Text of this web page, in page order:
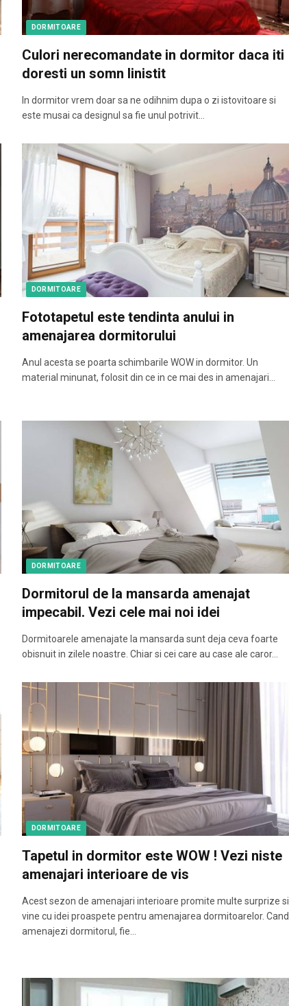
DORMITOARE
Culori nerecomandate in dormitor daca iti
doresti un somn linistit
In dormitor vrem doar sa ne odihnim dupa o zi istovitoare si
este musai ca designul sa fie unul potrivit…
DORMITOARE
Fototapetul este tendinta anului in
amenajarea dormitorului
Anul acesta se poarta schimbarile WOW in dormitor. Un
material minunat, folosit din ce in ce mai des in amenajari…
DORMITOARE
Dormitorul de la mansarda amenajat
impecabil. Vezi cele mai noi idei
Dormitoarele amenajate la mansarda sunt deja ceva foarte
obisnuit in zilele noastre. Chiar si cei care au case ale caror…
DORMITOARE
Tapetul in dormitor este WOW ! Vezi niste
amenajari interioare de vis
Acest sezon de amenajari interioare promite multe surprize si
vine cu idei proaspete pentru amenajarea dormitoarelor. Cand
amenajezi dormitorul, fie…